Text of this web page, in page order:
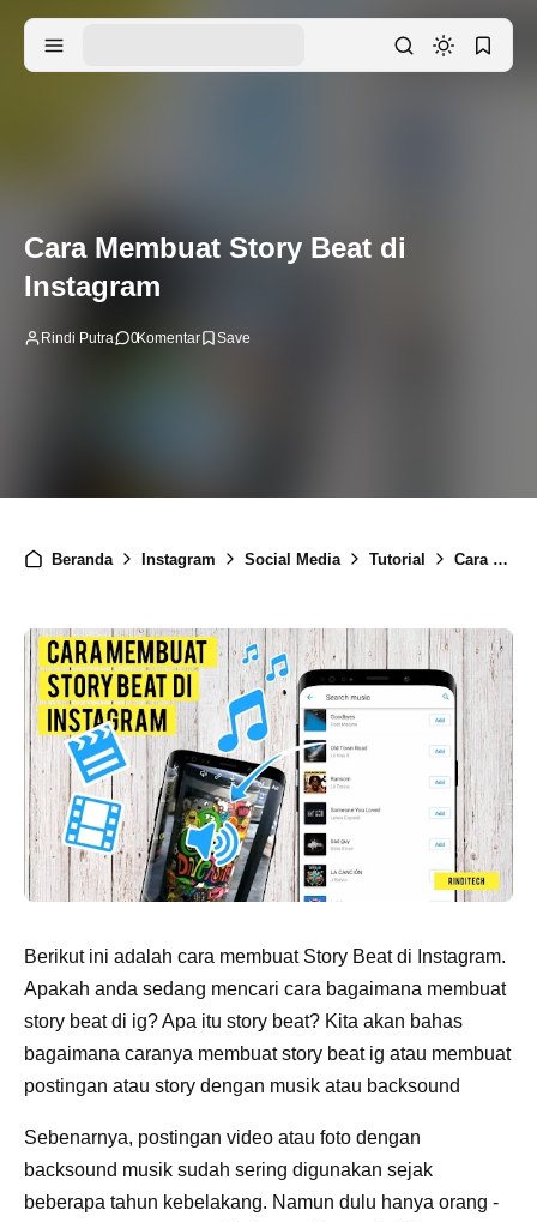
Cara Membuat Story Beat di
Instagram
Rindi Putra 0Komentar
Beranda Instagram Social Media Tutorial Cara Membuat Story Beat di Instagram
Berikut ini adalah cara membuat Story Beat di Instagram.
Apakah anda sedang mencari cara bagaimana membuat
story beat di ig? Apa itu story beat? Kita akan bahas
bagaimana caranya membuat story beat ig atau membuat
postingan atau story dengan musik atau backsound
Sebenarnya, postingan video atau foto dengan
backsound musik sudah sering digunakan sejak
beberapa tahun kebelakang. Namun dulu hanya orang -